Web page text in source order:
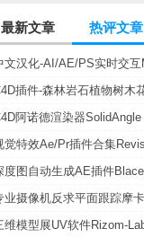
最新文章 热评文章